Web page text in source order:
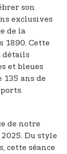
son
exclusives
de la
1890. Cette
détails
et bleues
135 ans de
de notre
Du style
cette séance